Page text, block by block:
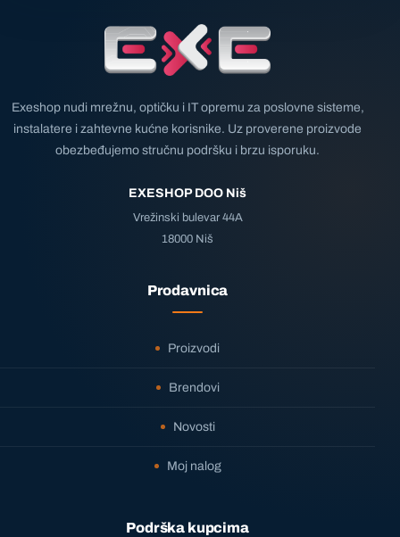
Exeshop nudi mrežnu, optičku i IT opremu za poslovne sisteme,
instalatere i zahtevne kućne korisnike. Uz proverene proizvode
obezbeđujemo stručnu podršku i brzu isporuku.
EXESHOP DOO Niš
Vrežinski bulevar 44A
18000 Niš
Prodavnica
Proizvodi
Brendovi
Novosti
Moj nalog
Podrška kupcima